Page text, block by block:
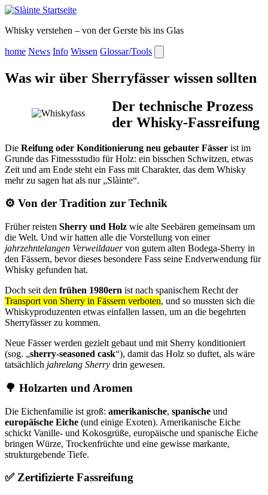
Whisky verstehen – von der Gerste bis ins Glas
home News Info Wissen Glossar/Tools
Was wir über Sherryfässer wissen sollten
Der technische Prozess
der Whisky-Fassreifung
Die Reifung oder Konditionierung neu gebauter Fässer ist im
Grunde das Fitnessstudio für Holz: ein bisschen Schwitzen, etwas
Zeit und am Ende steht ein Fass mit Charakter, das dem Whisky
mehr zu sagen hat als nur
Slàinte .
⚙️ Von der Tradition zur Technik
Früher reisten Sherry und Holz wie alte Seebären gemeinsam um
die Welt. Und wir hatten alle die Vorstellung von einer
jahrzehntelangen Verweildauervon gutem alten Bodega‑Sherry in
den Fässern, bevor dieses besondere Fass seine Endverwendung für
Whisky gefunden hat.
Doch seit den frühen 1980ern ist nach spanischem Recht der
Transport von Sherry in Fässern verboten, und so mussten sich die
Whiskyproduzenten etwas einfallen lassen, um an die begehrten
Sherryfässer zu kommen.
Neue Fässer werden gezielt gebaut und mit Sherry konditioniert
(sog.
sherry‑seasoned cask ), damit das Holz so duftet, als wäre
tatsächlich jahrelang Sherry drin gewesen.
🌳 Holzarten und Aromen
Die Eichenfamilie ist groß: amerikanische, spanische und
europäische Eiche (und einige Exoten). Amerikanische Eiche
schickt Vanille- und Kokosgrüße, europäische und spanische Eiche
bringen Würze, Trockenfrüchte und eine gewisse markante,
strukturgebende Tiefe.
✅Zertifizierte Fassreifung